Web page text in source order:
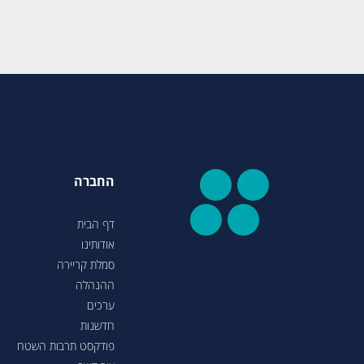
החברה
דף הבית
אודותינו
סמלת קריירה
ההנהלה
ערכים
חדשנות
פודקסט תרבות השטח